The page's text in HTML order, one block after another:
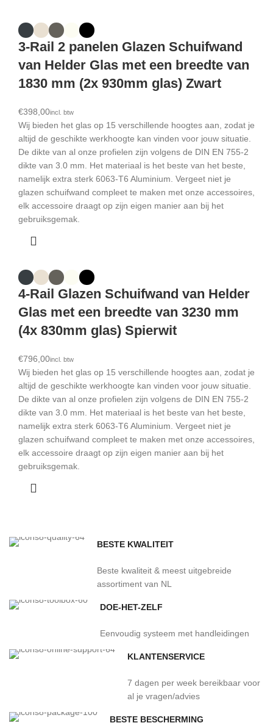
3-Rail 2 panelen Glazen Schuifwand
van Helder Glas met een breedte van
1830 mm (2x 930mm glas) Zwart
€
Wij bieden het glas op 15 verschillende hoogtes aan, zodat je
altijd de geschikte werkhoogte kan vinden voor jouw situatie.
De dikte van al onze profielen zijn volgens de DIN EN 755-2
dikte van 3.0 mm. Het materiaal is het beste van het beste,
namelijk extra sterk 6063-T6 Aluminium. Vergeet niet je
glazen schuifwand compleet te maken met onze accessoires,
elk accessoire draagt op zijn eigen manier aan bij het
gebruiksgemak.
4-Rail Glazen Schuifwand van Helder
Glas met een breedte van 3230 mm
(4x 830mm glas) Spierwit
€
Wij bieden het glas op 15 verschillende hoogtes aan, zodat je
altijd de geschikte werkhoogte kan vinden voor jouw situatie.
De dikte van al onze profielen zijn volgens de DIN EN 755-2
dikte van 3.0 mm. Het materiaal is het beste van het beste,
namelijk extra sterk 6063-T6 Aluminium. Vergeet niet je
glazen schuifwand compleet te maken met onze accessoires,
elk accessoire draagt op zijn eigen manier aan bij het
gebruiksgemak.
BESTE KWALITEIT
Beste kwaliteit & meest uitgebreide
assortiment van NL
DOE-HET-ZELF
Eenvoudig systeem met handleidingen
KLANTENSERVICE
7 dagen per week bereikbaar voor
al je vragen/advies
BESTE BESCHERMING